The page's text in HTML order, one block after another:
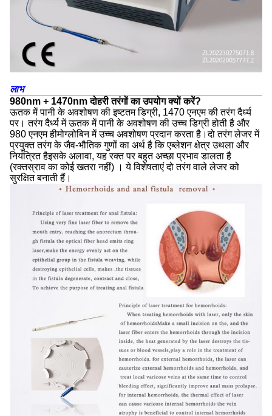
लाभ
980nm + 1470nm दोहरी तरंगों का उपयोग क्यों करें?
ऊतक में पानी के अवशोषण की इष्टतम डिग्री, 1470 एनएम की तरंग दैर्ध्य
पर। तरंग दैर्ध्य में ऊतक में पानी के अवशोषण की उच्च डिग्री होती है और
980 एनएम हीमोग्लोबिन में उच्च अवशोषण प्रदान करता है।दो तरंग लेजर में
प्रयुक्त तरंग के जैव-भौतिक गुणों का अर्थ है कि एब्लेशन क्षेत्र उथला और
नियंत्रित हैइसके अलावा, यह रक्त पर बहुत अच्छा प्रभाव डालता है
(रक्तस्राव का कोई खतरा नहीं) । ये विशेषताएं दो तरंग वाले लेजर को
सुरक्षित बनाती हैं।